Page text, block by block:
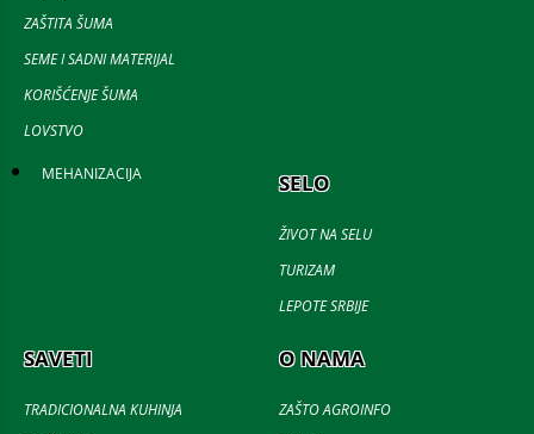
ZAŠTITA ŠUMA
SEME I SADNI MATERIJAL
KORIŠĆENJE ŠUMA
LOVSTVO
MEHANIZACIJA SELO
ŽIVOT NA SELU
TURIZAM
LEPOTE SRBIJE
SAVETI
TRADICIONALNA KUHINJA
O NAMA
ZAŠTO AGROINFO